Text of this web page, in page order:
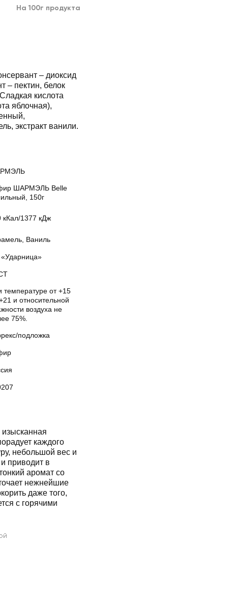
На 100г продукта
– диоксид
– пектин, белок
кислота
яблочная),
экстракт ванили.
ШАРМЭЛЬ Belle
150г
кКал/1377 кДж
Ваниль
температуре от +15
и относительной
воздуха не
75%.
подложка
каждого
небольшой вес и
приводит в
аромат со
нежнейшие
даже того,
с горячими